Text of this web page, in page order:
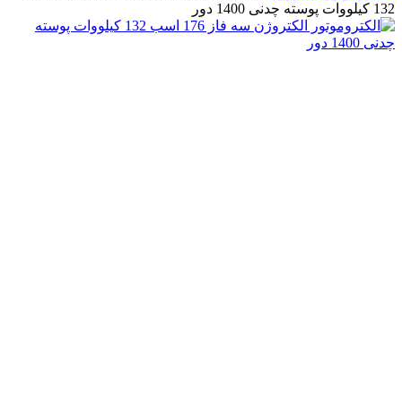
132 کیلووات پوسته چدنی 1400 دور